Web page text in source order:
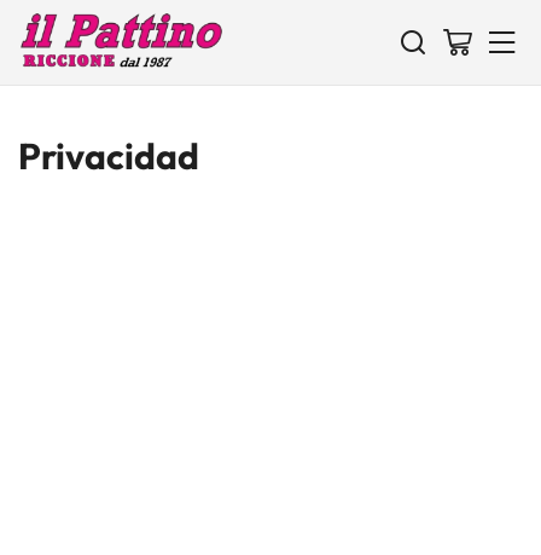
Privacidad